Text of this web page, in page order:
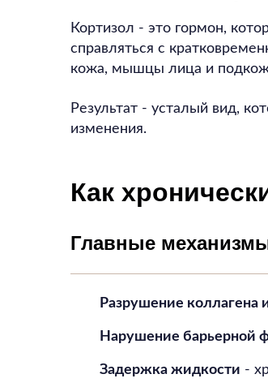
Кортизол - это гормон,
справляться с
кожа, мышцы лица и
Результат - усталый вид,
изменения.
Как
Главные
Разрушение коллагена
Нарушение барьерной
Задержка жидкости -